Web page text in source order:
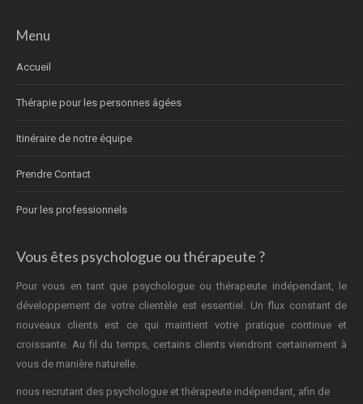
Menu
Accueil
Thérapie pour les personnes âgées
Itinéraire de notre équipe
Prendre Contact
Pour les professionnels
Vous êtes psychologue ou thérapeute ?
Pour vous en tant que psychologue ou thérapeute indépendant, le
développement de votre clientèle est essentiel. Un flux constant de
nouveaux clients est ce qui maintient votre pratique continue et
croissante. Au fil du temps, certains clients viendront certainement à
vous de manière naturelle.
nous recrutant des psychologue et thérapeute indépendant, afin de